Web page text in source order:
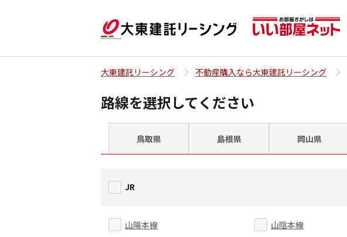
大東建託リーシング 不動産購入なら大東建託リーシング
路線を選択してください
鳥取県 島根県 岡山県
JR
山陽本線 山陰本線